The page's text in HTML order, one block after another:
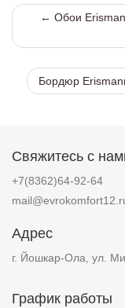
← Обои
Бордюр
Свяжитесь с
+7(8362)64-92-64
Адрес
г. Йошкар-Ола, ул.
График работы